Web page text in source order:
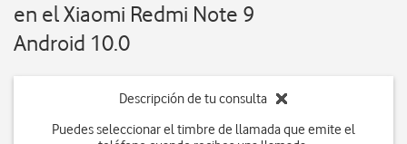
en el Xiaomi Redmi Note 9
Android 10.0
Descripción de tu consulta
Puedes seleccionar el timbre de llamada que emite el